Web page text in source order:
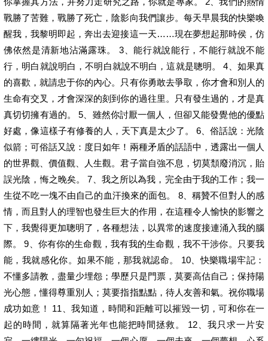
戰勝了苦難，戰勝了死亡，陰影向我們讓步。每天早晨我的快樂喚
醒我，我黎明即起，奔出去迎接這一天……現在夢想起那時侯，仿
佛依然是清新地沾滿露珠。 3、能行就說能行，不能行就說不能
行，明白就說明白，不明白就說不明白，這就是聰明。 4、如果真
的喜歡，就請忠于你的內心。只有你勇敢去爭取，你才會和別人的
生命有交叉，才會深深的刻到你的過往里。只有發生過的，才是真
真切切擁有過的。 5、雖然你討厭一個人，但卻又能發覺他的優點
好處，像這樣子有修養的人，天下真是太少了。 6、俗話說：光陰
似箭；可俗話又說：度日如年！兩種矛盾的話語中，透露出一個人
的世界觀、價值觀、人生觀。君子當自強不息，切莫頹廢消沉，貽
誤光陰，悔之晚矣。 7、我之所以為我，完全由于我的工作；我一
生從不吃一塊不由自己的血汗換來的面包。 8、稱贊不但對人的感
情，而且對人的理智也發生巨大的作用，在這種令人愉快的影響之
下，我覺得更加聰明了，各種想法，以異常的速度接連涌入我的腦
際。 9、你有你的生命觀，我有我的生命觀，我不干涉你。只要我
能，我就感化你。如果不能，那我就認命。 10、快樂職場牢記：
不懂多請教，盡量少埋怨；學歷只是門票，莫要高估自己；保持陽
光心態，懂得尊重別人；莫要指指點點，待人友善和氣。祝你職場
成功如意！ 11、我知道，時間和距離可以摧毀一切，可和你在一
起的時間，就算隔著光年也能把時間拯救。 12、我只求一片安